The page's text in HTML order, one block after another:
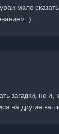
мало сказать
:)
загадки, но и,
на другие